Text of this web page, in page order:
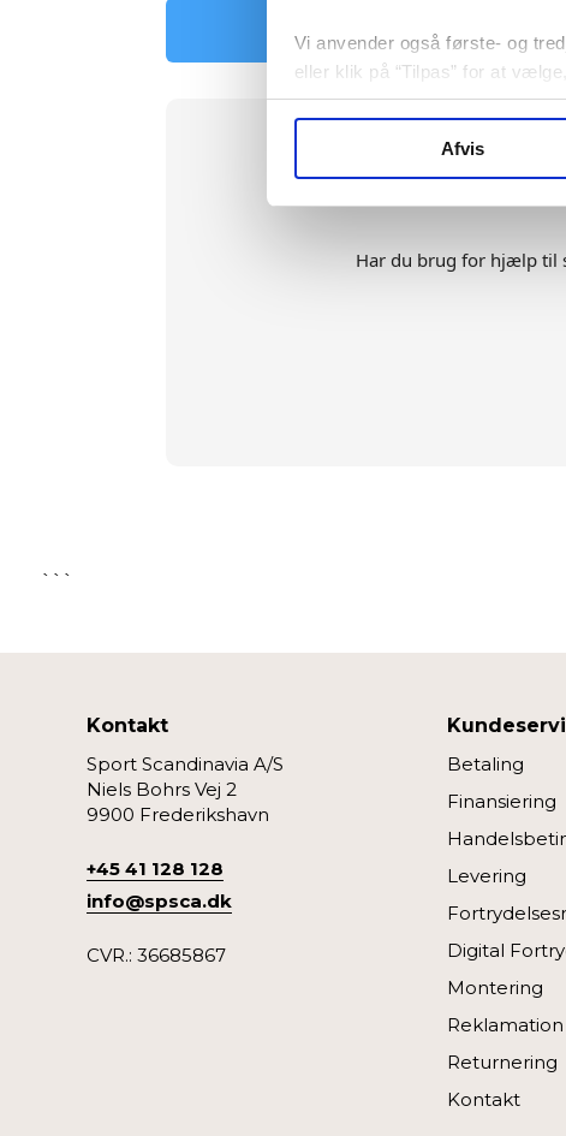
Vi anvender også første- og
eller klik på “Tilpas” for at
Afvis
Støttebind
Har du brug for hjælp til
```
Kontakt
Sport Scandinavia A/S
Niels Bohrs Vej 2
9900 Frederikshavn
+45 41 128 128
info@spsca.dk
CVR.: 36685867
Betaling
Finansiering
Levering
Digital
Montering
Returnering
Kontakt